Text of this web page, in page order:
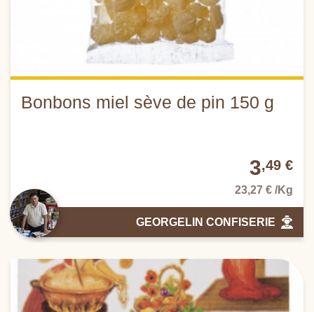
Bonbons miel sève de pin 150 g
3,49 €
23,27 € /Kg
GEORGELIN CONFISERIE